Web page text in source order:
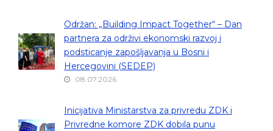
Održan: „Building Impact Together“ – Dan
partnera za održivi ekonomski razvoj i
podsticanje zapošljavanja u Bosni i
Hercegovini (SEDEP)
08.07.2026
Inicijativa Ministarstva za privredu ZDK i
Privredne komore ZDK dobila punu